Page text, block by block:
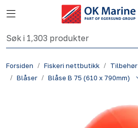
Skip to main content
Toggle navigation
Forsiden Fiskeri nettbutikk Tilbehør
Blåser
Blåse B 75 (610 x 790mm)
Fiskeri nettbutikk
Havbruk